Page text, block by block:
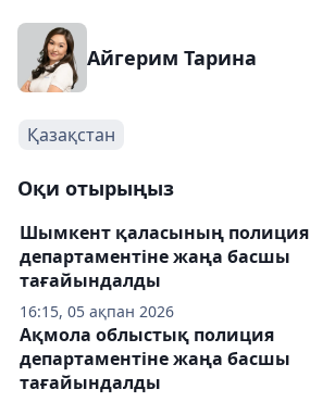
Айгерим Тарина
Қазақстан
Оқи отырыңыз
16:15, 05 ақпан 2026
Шымкент қаласының полиция
департаментіне жаңа басшы
тағайындалды
Ақмола облыстық полиция
департаментіне жаңа басшы
тағайындалды